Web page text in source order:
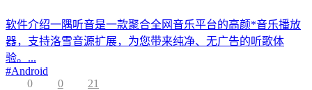
软件介绍一隅听音是一款聚合全网音乐平台的高颜*音乐播放
器，支持洛雪音源扩展，为您带来纯净、无广告的听歌体
验。...
#Android
0
0 21